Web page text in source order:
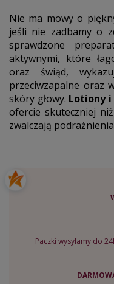
Nie ma mowy o
jeśli nie zadbamy o
sprawdzone
aktywnymi, które
oraz świąd,
przeciwzapalne oraz
skóry głowy. Lotiony i
ofercie skuteczniej
zwalczają
Paczki wysyłamy do